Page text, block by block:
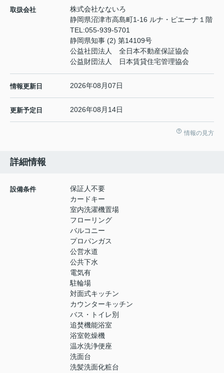
取扱会社
株式会社なないろ
静岡県沼津市高島町1-16 ルナ・ピエーナ１階
TEL:055-939-5701
静岡県知事 (2) 第14109号
公益社団法人 全日本不動産保証協会
公益財団法人 日本賃貸住宅管理協会
情報更新日 2026年08月07日
更新予定日 2026年08月14日
情報の見方
詳細情報
設備条件
保証人不要
カードキー
室内洗濯機置場
フローリング
バルコニー
プロパンガス
公営水道
公共下水
電気有
駐輪場
対面式キッチン
カウンターキッチン
バス・トイレ別
追焚機能浴室
浴室乾燥機
温水洗浄便座
洗面台
洗髪洗面化粧台